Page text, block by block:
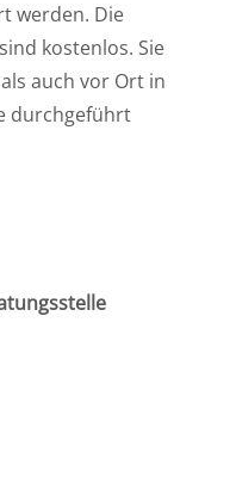
werden. Die
kostenlos. Sie
auch vor Ort in
durchgeführt